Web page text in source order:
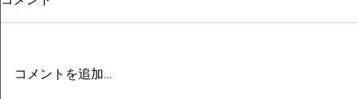
コメントを追加…